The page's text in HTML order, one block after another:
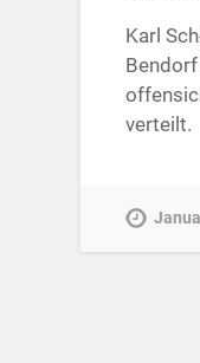
Karl
verteilt.